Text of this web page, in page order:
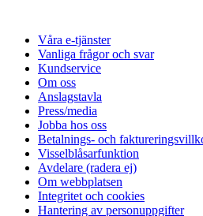
Våra e-tjänster
Vanliga frågor och svar
Kundservice
Om oss
Anslagstavla
Press/media
Jobba hos oss
Betalnings- och
Visselblåsarfunktion
Avdelare (radera ej)
Om webbplatsen
Integritet och cookies
Hantering av personuppgifter